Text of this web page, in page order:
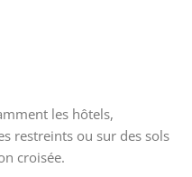
les hôtels,
restreints ou sur des sols
croisée.